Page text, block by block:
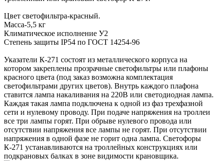
Цвет светофильтра-красный.
Масса-5,5 кг
Климатическое исполнение У2
Степень защиты IP54 по ГОСТ 14254-96
Указатели К-271 состоят из металлического корпуса на
котором закреплены прозрачные светофильтры или плафоны
красного цвета (под заказ возможна комплектация
светофильтрами других цветов). Внутрь каждого плафона
ставится лампа накаливания на 220В или светодиодная лампа.
Каждая такая лампа подключена к одной из фаз трехфазной
сети и нулевому проводу. При подаче напряжения на троллеи
все три лампы горят. При обрыве нулевого провода или
отсутствии напряжения все лампы не горят. При отсутствии
напряжения в одной фазе не горит одна лампа. Светофоры
К-271 устанавливаются на троллейных конструкциях или
подкрановых балках в зоне видимости крановщика.